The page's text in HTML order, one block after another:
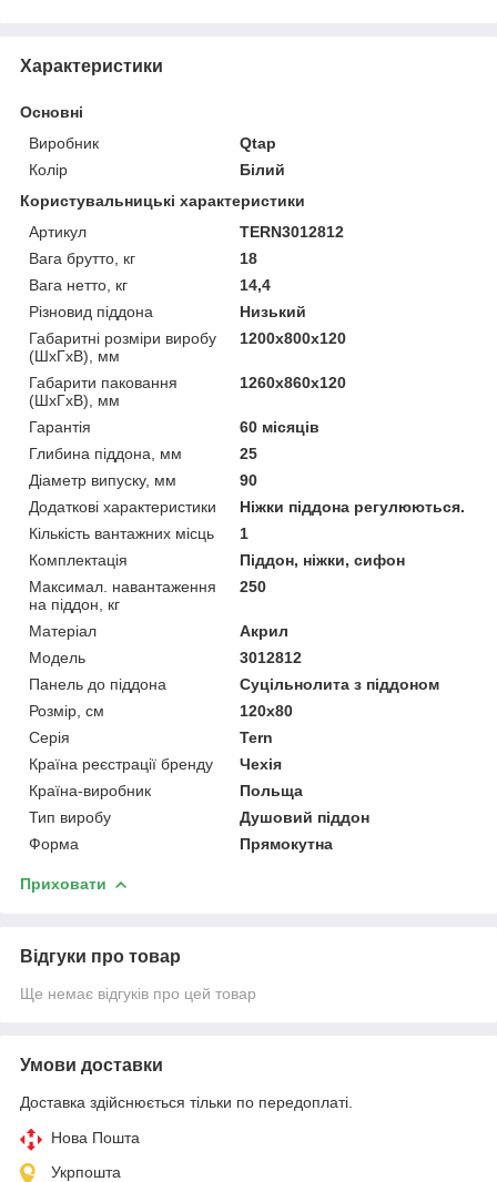
Характеристики
Основні
Виробник
Qtap
Колір
Білий
Користувальницькі характеристики
Артикул
TERN3012812
Вага брутто, кг
18
Вага нетто, кг
14,4
Різновид піддона
Низький
Габаритні розміри виробу
(ШхГхВ), мм
1200х800х120
Габарити паковання
(ШхГхВ), мм
1260x860x120
Гарантія
60 місяців
Глибина піддона, мм
25
Діаметр випуску, мм
90
Додаткові характеристики
Ніжки піддона регулюються.
Кількість вантажних місць
1
Комплектація
Піддон, ніжки, сифон
Максимал. навантаження
на піддон, кг
250
Матеріал
Акрил
Мoдель
3012812
Панель до піддона
Суцільнолита з піддоном
Розмір, см
120x80
Серія
Tern
Країна реєстрації бренду
Чехія
Країна-виробник
Польща
Тип виробу
Душовий піддон
Форма
Прямокутна
Приховати
Відгуки про товар
Ще немає відгуків про цей товар
Умови доставки
Доставка здійснюється тільки по передоплаті.
Нова Пошта
Укрпошта